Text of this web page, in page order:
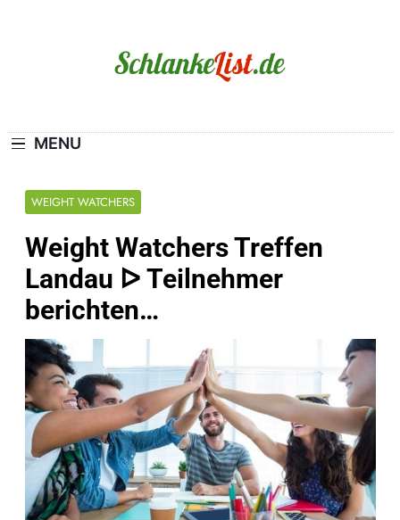
MENU
WEIGHT WATCHERS
Weight Watchers Treffen
Landau ᐅ Teilnehmer
berichten…